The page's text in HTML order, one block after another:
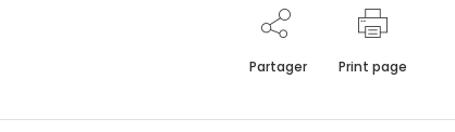
Partager Print page